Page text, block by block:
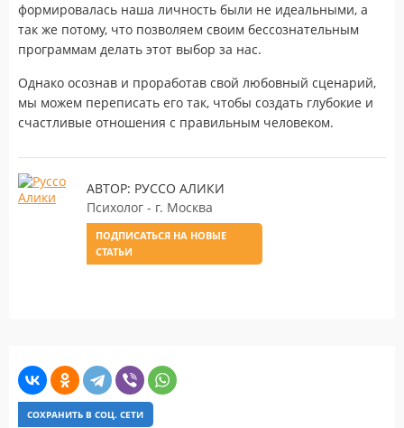
формировалась наша личность были не идеальными, а
так же потому, что позволяем своим бессознательным
программам делать этот выбор за нас.
Однако осознав и проработав свой любовный сценарий,
мы можем переписать его так, чтобы создать глубокие и
счастливые отношения с правильным человеком.
АВТОР: РУССО АЛИКИ
Психолог - г. Москва
ПОДПИСАТЬСЯ НА НОВЫЕ
СТАТЬИ
СОХРАНИТЬ В СОЦ. СЕТИ